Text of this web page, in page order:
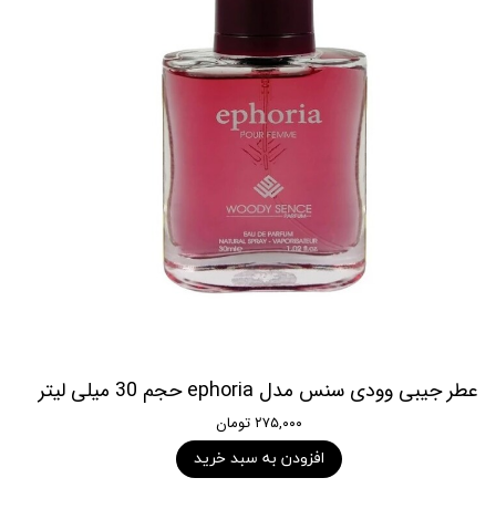
عطر جیبی وودی سنس مدل ephoria حجم 30 میلی لیتر
۲۷۵,۰۰۰ تومان
افزودن به سبد خرید